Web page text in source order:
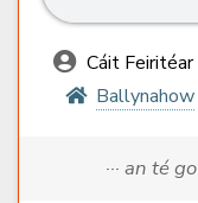
Cáit Feiritéar
Ballynahow
··· an té go